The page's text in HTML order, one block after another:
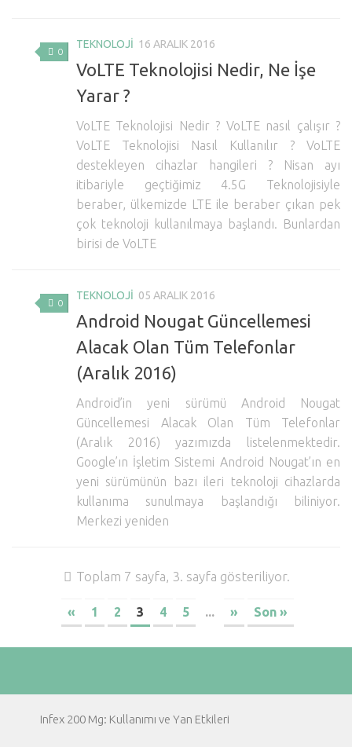
0
TEKNOLOJI 16 ARALIK 2016
VoLTE Teknolojisi Nedir, Ne İşe
Yarar ?
VoLTE Teknolojisi Nedir ? VoLTE nasıl çalışır ?
VoLTE Teknolojisi Nasıl Kullanılır ? VoLTE
destekleyen cihazlar hangileri ? Nisan ayı
itibariyle geçtiğimiz 4.5G Teknolojisiyle
beraber, ülkemizde LTE ile beraber çıkan pek
çok teknoloji kullanılmaya başlandı. Bunlardan
birisi de VoLTE
0
TEKNOLOJI 05 ARALIK 2016
Android Nougat Güncellemesi
Alacak Olan Tüm Telefonlar
(Aralık 2016)
Android’in yeni sürümü Android Nougat
Güncellemesi Alacak Olan Tüm Telefonlar
(Aralık 2016) yazımızda listelenmektedir.
Google’ın İşletim Sistemi Android Nougat’ın en
yeni sürümünün bazı ileri teknoloji cihazlarda
kullanıma sunulmaya başlandığı biliniyor.
Merkezi yeniden
Toplam 7 sayfa, 3. sayfa gösteriliyor.
« 1 2 3 4 5 ... » Son »
Infex 200 Mg: Kullanımı ve Yan Etkileri